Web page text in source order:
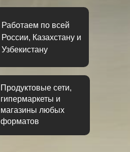
Работаем по всей
России, Казахстану и
Узбекистану
Продуктовые сети,
гипермаркеты и
магазины любых
форматов